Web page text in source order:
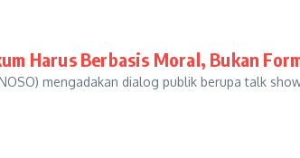
Harus Berbasis Moral, Bukan
mengadakan dialog publik berupa talk